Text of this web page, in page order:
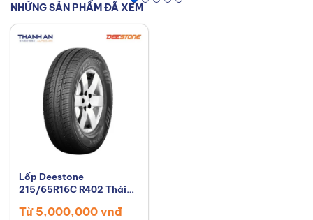
NHỮNG SẢN PHẨM ĐÃ XEM
Lốp Deestone
215/65R16C R402 Thái
Từ 5,000,000 vnđ